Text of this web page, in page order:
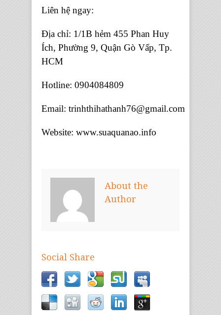
Liên hệ ngay:
Địa chỉ: 1/1B hẻm 455 Phan Huy
Ích, Phường 9, Quận Gò Vấp, Tp.
HCM
Hotline: 0904084809
Email: trinhthihathanh76@gmail.com
Website: www.suaquanao.info
About the
Author
Social Share